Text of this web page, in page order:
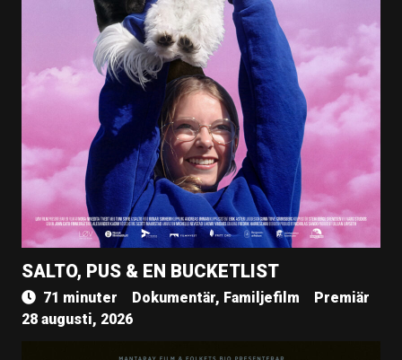
SALTO, PUS & EN BUCKETLIST
71 minuter Dokumentär, Familjefilm
Premiär
28 augusti, 2026